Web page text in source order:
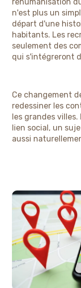
réhumanisation
n'est plus un
départ d'une
habitants. Les
seulement des
qui s'intégreront
Ce changement
redessiner les
les grandes
lien social, un
aussi